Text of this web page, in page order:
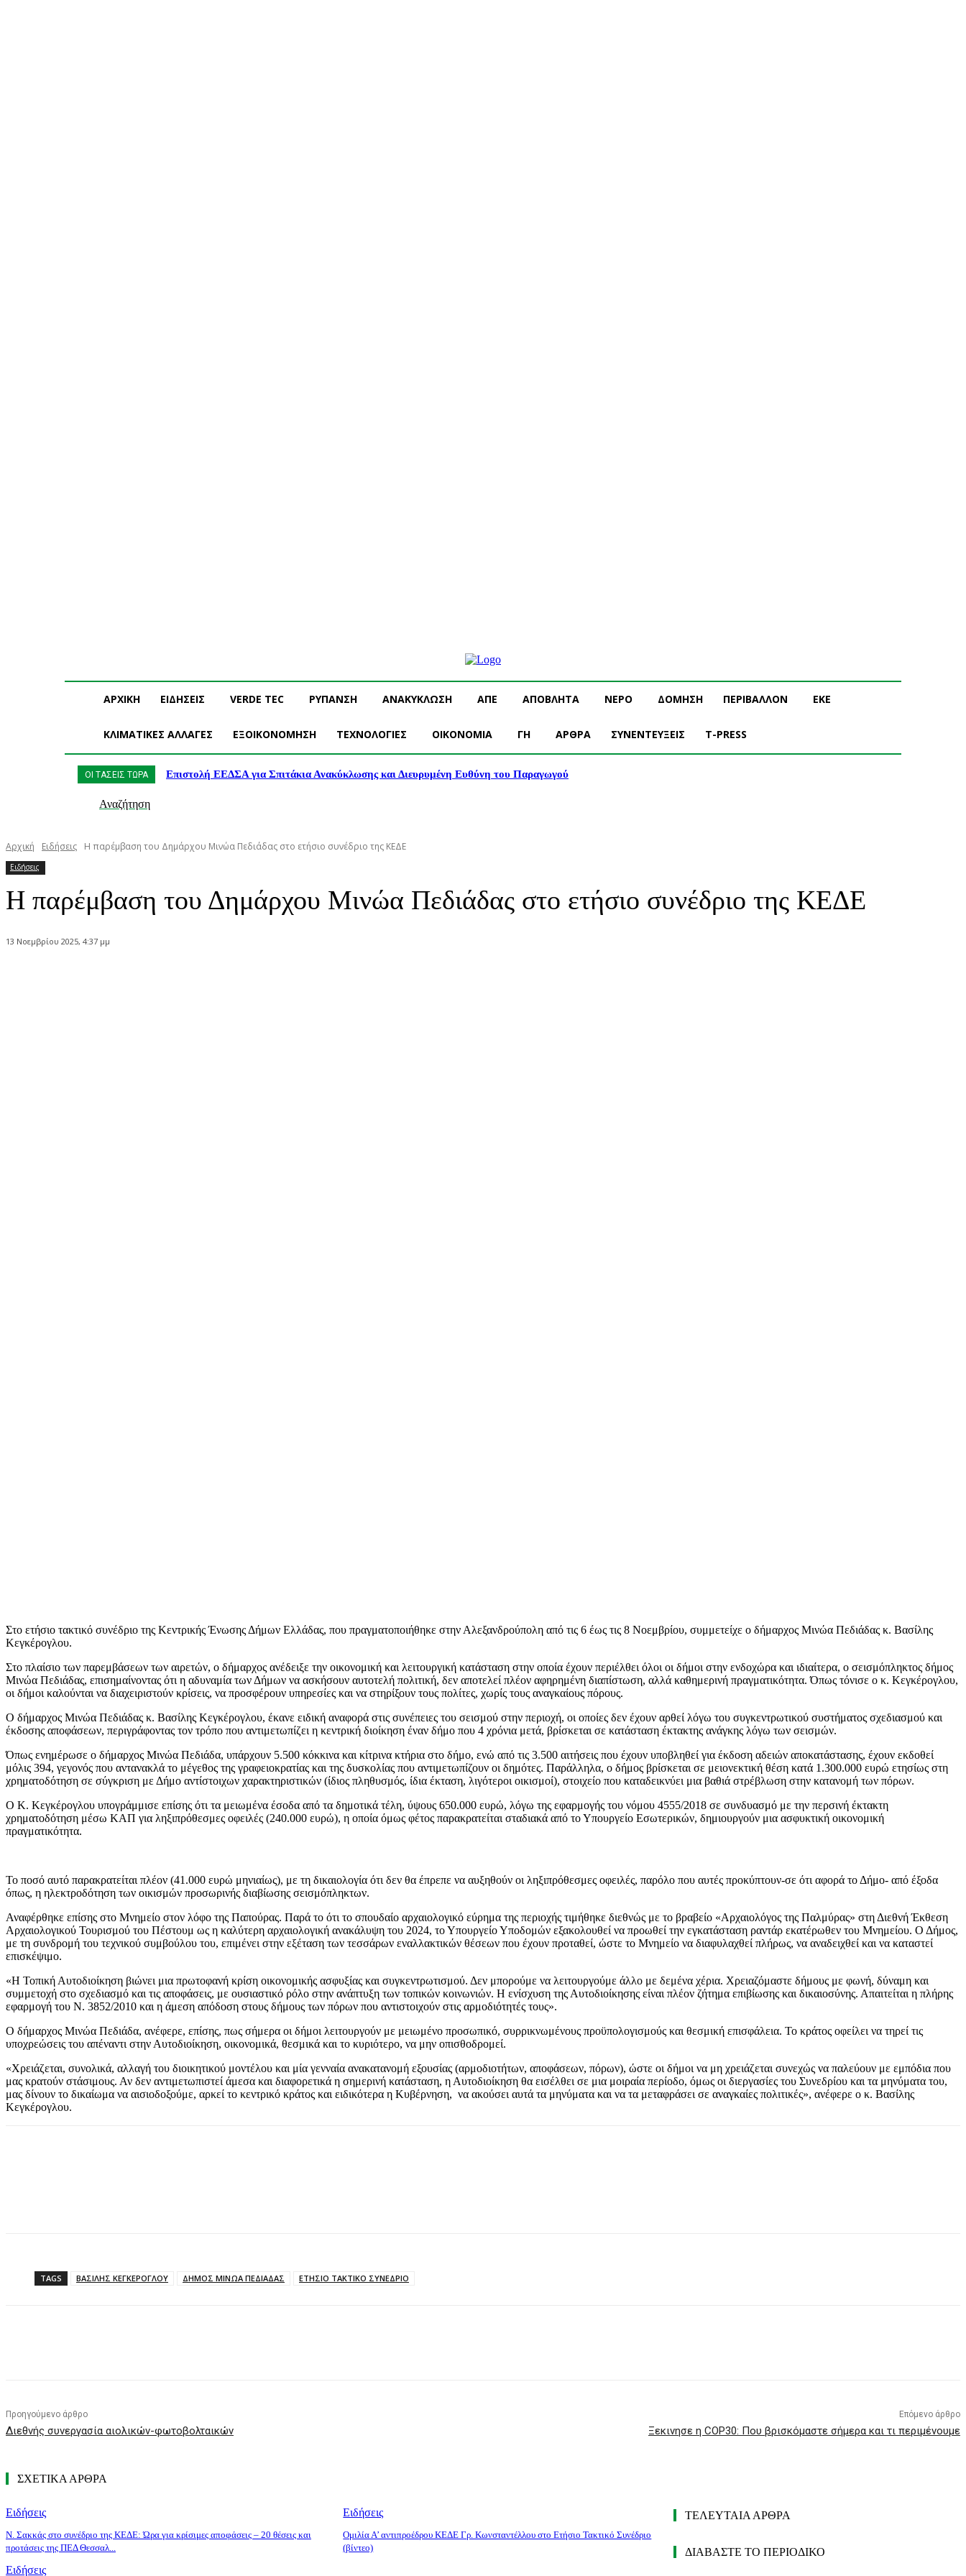
ΑΡΧΙΚΗ ΕΙΔΗΣΕΙΣ VERDE TEC ΡΥΠΑΝΣΗ ΑΝΑΚΥΚΛΩΣΗ ΑΠΕ ΑΠΟΒΛΗΤΑ ΝΕΡΟ ΔΟΜΗΣΗ ΠΕΡΙΒΑΛΛΟΝ ΕΚΕ
ΚΛΙΜΑΤΙΚΕΣ ΑΛΛΑΓΕΣ ΕΞΟΙΚΟΝΟΜΗΣΗ ΤΕΧΝΟΛΟΓΙΕΣ OIKONOMIA ΓΗ ΑΡΘΡΑ ΣΥΝΕΝΤΕΥΞΕΙΣ T-PRESS
ΟΙ ΤΑΣΕΙΣ ΤΩΡΑ Επιστολή ΕΕΔΣΑ για Σπιτάκια Ανακύκλωσης και Διευρυμένη Ευθύνη του Παραγωγού
Αναζήτηση
Αρχική Ειδήσεις Η παρέμβαση του Δημάρχου Μινώα Πεδιάδας στο ετήσιο συνέδριο της ΚΕΔΕ
Ειδήσεις
Η παρέμβαση του Δημάρχου Μινώα Πεδιάδας στο ετήσιο συνέδριο της ΚΕΔΕ
13 Νοεμβρίου 2025, 4:37 μμ
Στο ετήσιο τακτικό συνέδριο της Κεντρικής Ένωσης Δήμων Ελλάδας, που πραγματοποιήθηκε στην Αλεξανδρούπολη από τις 6 έως τις 8 Νοεμβρίου, συμμετείχε ο δήμαρχος Μινώα Πεδιάδας κ. Βασίλης
Κεγκέρογλου.
Στο πλαίσιο των παρεμβάσεων των αιρετών, ο δήμαρχος ανέδειξε την οικονομική και λειτουργική κατάσταση στην οποία έχουν περιέλθει όλοι οι δήμοι στην ενδοχώρα και ιδιαίτερα, ο σεισμόπληκτος δήμος
Μινώα Πεδιάδας, επισημαίνοντας ότι η αδυναμία των Δήμων να ασκήσουν αυτοτελή πολιτική, δεν αποτελεί πλέον αφηρημένη διαπίστωση, αλλά καθημερινή πραγματικότητα. Όπως τόνισε ο κ. Κεγκέρογλου,
οι δήμοι καλούνται να διαχειριστούν κρίσεις, να προσφέρουν υπηρεσίες και να στηρίξουν τους πολίτες, χωρίς τους αναγκαίους πόρους.
Ο δήμαρχος Μινώα Πεδιάδας κ. Βασίλης Κεγκέρογλου, έκανε ειδική αναφορά στις συνέπειες του σεισμού στην περιοχή, οι οποίες δεν έχουν αρθεί λόγω του συγκεντρωτικού συστήματος σχεδιασμού και
έκδοσης αποφάσεων, περιγράφοντας τον τρόπο που αντιμετωπίζει η κεντρική διοίκηση έναν δήμο που 4 χρόνια μετά, βρίσκεται σε κατάσταση έκτακτης ανάγκης λόγω των σεισμών.
Όπως ενημέρωσε ο δήμαρχος Μινώα Πεδιάδα, υπάρχουν 5.500 κόκκινα και κίτρινα κτήρια στο δήμο, ενώ από τις 3.500 αιτήσεις που έχουν υποβληθεί για έκδοση αδειών αποκατάστασης, έχουν εκδοθεί
μόλις 394, γεγονός που αντανακλά το μέγεθος της γραφειοκρατίας και της δυσκολίας που αντιμετωπίζουν οι δημότες. Παράλληλα, ο δήμος βρίσκεται σε μειονεκτική θέση κατά 1.300.000 ευρώ ετησίως στη
χρηματοδότηση σε σύγκριση με Δήμο αντίστοιχων χαρακτηριστικών (ίδιος πληθυσμός, ίδια έκταση, λιγότεροι οικισμοί), στοιχείο που καταδεικνύει μια βαθιά στρέβλωση στην κατανομή των πόρων.
Ο Κ. Κεγκέρογλου υπογράμμισε επίσης ότι τα μειωμένα έσοδα από τα δημοτικά τέλη, ύψους 650.000 ευρώ, λόγω της εφαρμογής του νόμου 4555/2018 σε συνδυασμό με την περσινή έκτακτη
χρηματοδότηση μέσω ΚΑΠ για ληξιπρόθεσμες οφειλές (240.000 ευρώ), η οποία όμως φέτος παρακρατείται σταδιακά από το Υπουργείο Εσωτερικών, δημιουργούν μια ασφυκτική οικονομική
πραγματικότητα.
Το ποσό αυτό παρακρατείται πλέον (41.000 ευρώ μηνιαίως), με τη δικαιολογία ότι δεν θα έπρεπε να αυξηθούν οι ληξιπρόθεσμες οφειλές, παρόλο που αυτές προκύπτουν-σε ότι αφορά το Δήμο- από έξοδα
όπως, η ηλεκτροδότηση των οικισμών προσωρινής διαβίωσης σεισμόπληκτων.
Αναφέρθηκε επίσης στο Μνημείο στον λόφο της Παπούρας. Παρά το ότι το σπουδαίο αρχαιολογικό εύρημα της περιοχής τιμήθηκε διεθνώς με το βραβείο «Αρχαιολόγος της Παλμύρας» στη Διεθνή Έκθεση
Αρχαιολογικού Τουρισμού του Πέστουμ ως η καλύτερη αρχαιολογική ανακάλυψη του 2024, το Υπουργείο Υποδομών εξακολουθεί να προωθεί την εγκατάσταση ραντάρ εκατέρωθεν του Μνημείου. Ο Δήμος,
με τη συνδρομή του τεχνικού συμβούλου του, επιμένει στην εξέταση των τεσσάρων εναλλακτικών θέσεων που έχουν προταθεί, ώστε το Μνημείο να διαφυλαχθεί πλήρως, να αναδειχθεί και να καταστεί
επισκέψιμο.
«Η Τοπική Αυτοδιοίκηση βιώνει μια πρωτοφανή κρίση οικονομικής ασφυξίας και συγκεντρωτισμού. Δεν μπορούμε να λειτουργούμε άλλο με δεμένα χέρια. Χρειαζόμαστε δήμους με φωνή, δύναμη και
συμμετοχή στο σχεδιασμό και τις αποφάσεις, με ουσιαστικό ρόλο στην ανάπτυξη των τοπικών κοινωνιών. Η ενίσχυση της Αυτοδιοίκησης είναι πλέον ζήτημα επιβίωσης και δικαιοσύνης. Απαιτείται η πλήρης
εφαρμογή του Ν. 3852/2010 και η άμεση απόδοση στους δήμους των πόρων που αντιστοιχούν στις αρμοδιότητές τους».
Ο δήμαρχος Μινώα Πεδιάδα, ανέφερε, επίσης, πως σήμερα οι δήμοι λειτουργούν με μειωμένο προσωπικό, συρρικνωμένους προϋπολογισμούς και θεσμική επισφάλεια. Το κράτος οφείλει να τηρεί τις
υποχρεώσεις του απέναντι στην Αυτοδιοίκηση, οικονομικά, θεσμικά και το κυριότερο, να μην οπισθοδρομεί.
«Χρειάζεται, συνολικά, αλλαγή του διοικητικού μοντέλου και μία γενναία ανακατανομή εξουσίας (αρμοδιοτήτων, αποφάσεων, πόρων), ώστε οι δήμοι να μη χρειάζεται συνεχώς να παλεύουν με εμπόδια που
μας κρατούν στάσιμους. Αν δεν αντιμετωπιστεί άμεσα και διαφορετικά η σημερινή κατάσταση, η Αυτοδιοίκηση θα εισέλθει σε μια μοιραία περίοδο, όμως οι διεργασίες του Συνεδρίου και τα μηνύματα του,
μας δίνουν το δικαίωμα να αισιοδοξούμε, αρκεί το κεντρικό κράτος και ειδικότερα η Κυβέρνηση, να ακούσει αυτά τα μηνύματα και να τα μεταφράσει σε αναγκαίες πολιτικές», ανέφερε ο κ. Βασίλης
Κεγκέρογλου.
TAGS ΒΑΣΙΛΗΣ ΚΕΓΚΕΡΟΓΛΟΥ ΔΗΜΟΣ ΜΙΝΩΑ ΠΕΔΙΑΔΑΣ ΕΤΗΣΙΟ ΤΑΚΤΙΚΟ ΣΥΝΕΔΡΙΟ
Προηγούμενο άρθρο
Διεθνής συνεργασία αιολικών-φωτοβολταικών
Επόμενο άρθρο
Ξεκινησε η COP30: Που βρισκόμαστε σήμερα και τι περιμένουμε
ΣΧΕΤΙΚΑ ΑΡΘΡΑ
Ειδήσεις
Ν. Σακκάς στο συνέδριο της ΚΕΔΕ: Ώρα για κρίσιμες αποφάσεις – 20 θέσεις και
προτάσεις της ΠΕΔ Θεσσαλ...
Ειδήσεις
Ομιλία Α’ αντιπροέδρου ΚΕΔΕ Γρ. Κωνσταντέλλου στο Ετήσιο Τακτικό Συνέδριο
(βίντεο)
Ειδήσεις
ΤΕΛΕΥΤΑΙΑ ΑΡΘΡΑ
ΔΙΑΒΑΣΤΕ ΤΟ ΠΕΡΙΟΔΙΚΟ